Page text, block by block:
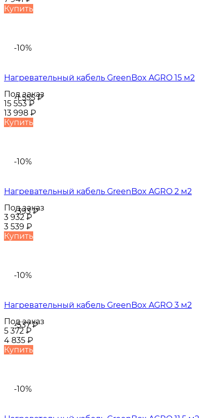
Купить
-10%
-1 555₽
Нагревательный кабель GreenBox AGRO 15 м2
Под заказ
15 553₽
13 998 ₽
Купить
-10%
-393₽
Нагревательный кабель GreenBox AGRO 2 м2
Под заказ
3 932₽
3 539 ₽
Купить
-10%
-537₽
Нагревательный кабель GreenBox AGRO 3 м2
Под заказ
5 372₽
4 835 ₽
Купить
-10%